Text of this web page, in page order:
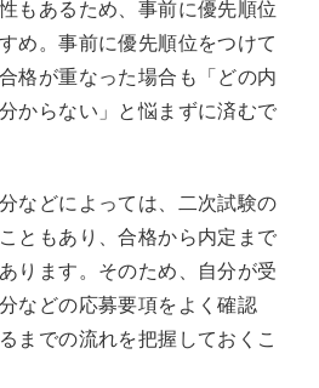
もあるため、事前に優先順位
め。事前に優先順位をつけて
格が重なった場合も「どの内
からない」と悩まずに済むで
などによっては、二次試験の
ともあり、合格から内定まで
ります。そのため、自分が受
などの応募要項をよく確認
までの流れを把握しておくこ